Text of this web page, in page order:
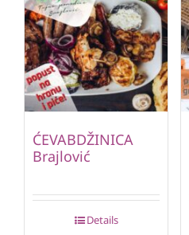
ĆEVABDŽINICA
Brajlović
Details